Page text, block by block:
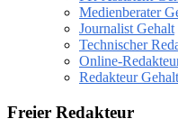
Medienberater
Journalist Gehalt
Technischer
Online-
Redakteur Gehalt
Freier Redakteur